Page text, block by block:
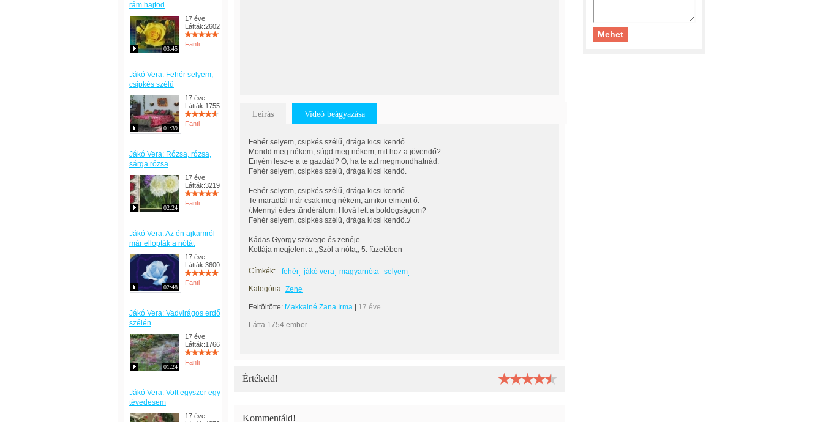
rám hajtod
03:45
17 éve
Látták:2602
Fanti
Jákó Vera: Fehér selyem,
csipkés szélű
01:39
17 éve
Látták:1755
Fanti
Jákó Vera: Rózsa, rózsa,
sárga rózsa
02:24
17 éve
Látták:3219
Fanti
Jákó Vera: Az én ajkamról
már ellopták a nótát
02:48
17 éve
Látták:3600
Fanti
Jákó Vera: Vadvirágos erdő
szélén
01:24
17 éve
Látták:1766
Fanti
Jákó Vera: Volt egyszer egy
tévedesem
17 éve
Leírás Videó beágyazása
Fehér selyem, csipkés szélű, drága kicsi kendő.
Mondd meg nékem, súgd meg nékem, mit hoz a jövendő?
Enyém lesz-e a te gazdád? Ó, ha te azt megmondhatnád.
Fehér selyem, csipkés szélű, drága kicsi kendő.
Fehér selyem, csipkés szélű, drága kicsi kendő.
Te maradtál már csak meg nékem, amikor elment ő.
/:Mennyi édes tündérálom. Hová lett a boldogságom?
Fehér selyem, csipkés szélű, drága kicsi kendő.:/
Kádas György szövege és zenéje
Kottája megjelent a ,,Szól a nóta,, 5. füzetében
Címkék: fehér jákó vera magyarnóta selyem
Kategória: Zene
Feltöltötte: Makkainé Zana Irma 17 éve
Látta 1754 ember.
Értékeld!
Kommentáld!